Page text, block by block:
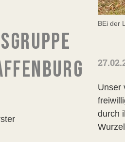
BEi der
Unser
durch